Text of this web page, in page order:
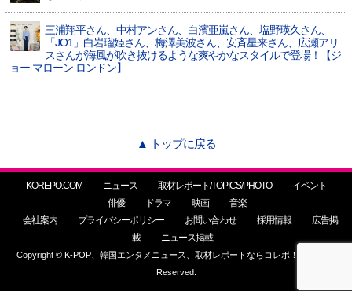
三浦翔平さん、中村アンさん、白濱亜嵐さん、塩野瑛久さん、
「JO1」白岩瑠姫さん、梅澤美波さん、安斉星来さん、広瀬アリ
スさんが海風が吹き抜けるような爽やかなスタイルで登場！【ジ
ョー マローン ロンドン】
▲ トップに戻る
KOREPO.COM ニュース 取材レポート/TOPICS/PHOTO
イベント
俳優
ドラマ 映画
音楽
会社案内
プライバシーポリシー お問い合わせ 採用情報
広告掲
載
ニュース掲載
Copyright © K-POP、韓国エンタメニュース、取材レポートならコレポ！ All Rights
Reserved.